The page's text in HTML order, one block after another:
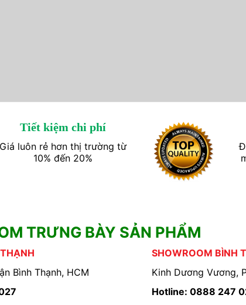
Tiết kiệm chi phí
Giá luôn rẻ hơn thị trường từ
10% đến 20%
TRƯNG BÀY SẢN PHẨM
Bình Thạnh, HCM
SHOWROOM BÌNH
Kinh Dương Vương,
Hotline: 0888 247